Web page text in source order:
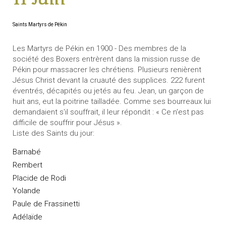
Saints Martyrs de Pékin
Les Martyrs de Pékin en 1900 - Des membres de la
société des Boxers entrèrent dans la mission russe de
Pékin pour massacrer les chrétiens. Plusieurs renièrent
Jésus Christ devant la cruauté des supplices. 222 furent
éventrés, décapités ou jetés au feu. Jean, un garçon de
huit ans, eut la poitrine tailladée. Comme ses bourreaux lui
demandaient s'il souffrait, il leur répondit : « Ce n'est pas
difficile de souffrir pour Jésus ».
Liste des Saints du jour:
Barnabé
Rembert
Placide de Rodi
Yolande
Paule de Frassinetti
Adélaïde